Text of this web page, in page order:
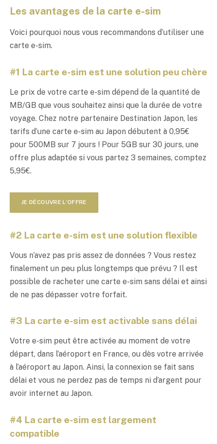
Les avantages de la carte e-sim
Voici pourquoi nous vous recommandons d’utiliser une
carte e-sim.
#1 La carte e-sim est une solution peu chère
Le prix de votre carte e-sim dépend de la quantité de
MB/GB que vous souhaitez ainsi que la durée de votre
voyage. Chez notre partenaire Destination Japon, les
tarifs d’une carte e-sim au Japon débutent à 0,95€
pour 500MB sur 7 jours ! Pour 5GB sur 30 jours, une
offre plus adaptée si vous partez 3 semaines, comptez
5,95€.
JE DÉCOUVRE L’OFFRE
#2 La carte e-sim est une solution flexible
Vous n’avez pas pris assez de données ? Vous restez
finalement un peu plus longtemps que prévu ? Il est
possible de racheter une carte e-sim sans délai et ainsi
de ne pas dépasser votre forfait.
#3 La carte e-sim est activable sans délai
Votre e-sim peut être activée au moment de votre
départ, dans l’aéroport en France, ou dès votre arrivée
à l’aéroport au Japon. Ainsi, la connexion se fait sans
délai et vous ne perdez pas de temps ni d’argent pour
avoir internet au Japon.
#4 La carte e-sim est largement
compatible